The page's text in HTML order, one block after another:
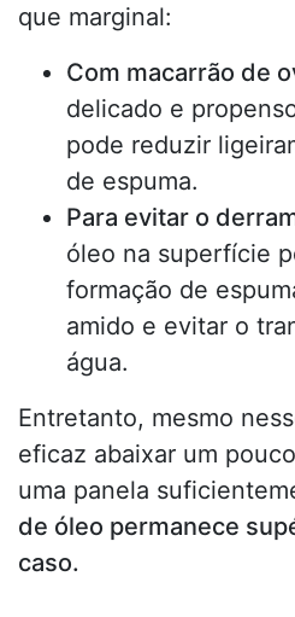
que marginal:
Com macarrão de
delicado e
pode reduzir
de espuma.
Para evitar o
óleo na superfície
formação de
amido e evitar o
água.
Entretanto, mesmo
eficaz abaixar um
uma panela
de óleo permanece
caso.